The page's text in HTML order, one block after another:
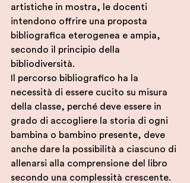
artistiche in mostra, le docenti
intendono offrire una proposta
bibliografica eterogenea e ampia,
secondo il principio della
bibliodiversità.
Il percorso bibliografico ha la
necessità di essere cucito su misura
della classe, perché deve essere in
grado di accogliere la storia di ogni
bambina o bambino presente, deve
anche dare la possibilità a ciascuno di
allenarsi alla comprensione del libro
secondo una complessità crescente.